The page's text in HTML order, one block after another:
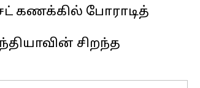
கணக்கில் போராடித்
சிறந்த